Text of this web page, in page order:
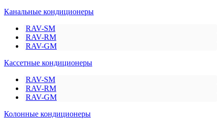
Канальные кондиционеры
RAV-SM
RAV-RM
RAV-GM
Кассетные кондиционеры
RAV-SM
RAV-RM
RAV-GM
Колонные кондиционеры